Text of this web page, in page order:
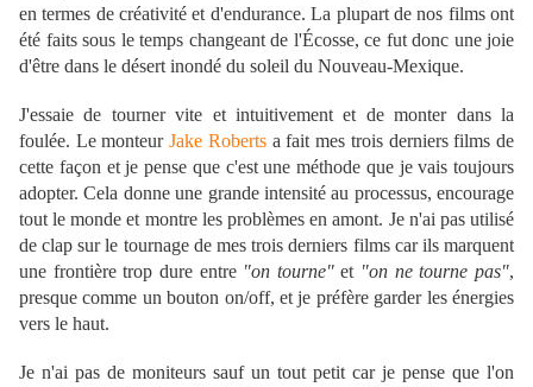
en termes de créativité et d'endurance. La plupart de nos films ont
été faits sous le temps changeant de l'Écosse, ce fut donc une joie
d'être dans le désert inondé du soleil du Nouveau-Mexique.
J'essaie de tourner vite et intuitivement et de monter dans la
foulée. Le monteurJake Robertsa fait mes trois derniers films de
cette façon et je pense que c'est une méthode que je vais toujours
adopter. Cela donne une grande intensité au processus, encourage
tout le monde et montre les problèmes en amont. Je n'ai pas utilisé
de clap sur le tournage de mes trois derniers films car ils marquent
une frontière trop dure entre "on tourne"et "on ne tourne pas",
presque comme un bouton on/off, et je préfère garder les énergies
vers le haut.
Je n'ai pas de moniteurs sauf un tout petit car je pense que l'on